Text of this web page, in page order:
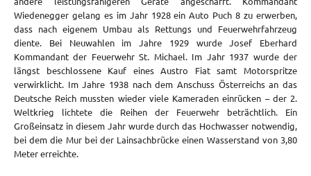
Wiedenegger gelang es im Jahr 1928 ein Auto Puch 8 zu erwerben,
dass nach eigenem Umbau als Rettungs und Feuerwehrfahrzeug
diente. Bei Neuwahlen im Jahre 1929 wurde Josef Eberhard
Kommandant der Feuerwehr St. Michael. Im Jahr 1937 wurde der
längst beschlossene Kauf eines Austro Fiat samt Motorspritze
verwirklicht. Im Jahre 1938 nach dem Anschuss Österreichs an das
Deutsche Reich mussten wieder viele Kameraden einrücken – der 2.
Weltkrieg lichtete die Reihen der Feuerwehr beträchtlich. Ein
Großeinsatz in diesem Jahr wurde durch das Hochwasser notwendig,
bei dem die Mur bei der Lainsachbrücke einen Wasserstand von 3,80
Meter erreichte.